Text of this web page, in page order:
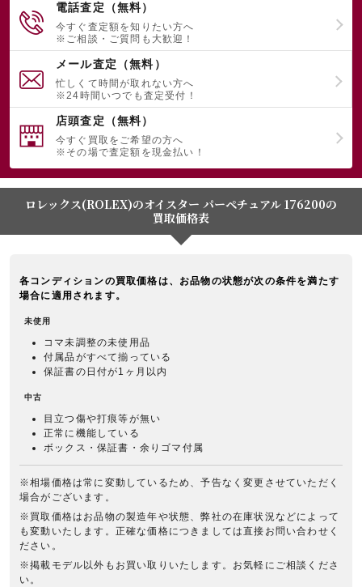
電話査定（無料）
今すぐ査定額を知りたい方へ
※ご相談・ご質問も大歓迎！
メール査定（無料）
忙しくて時間が取れない方へ
※24時間いつでも査定受付！
店頭査定（無料）
今すぐ買取をご希望の方へ
※その場で査定額を現金払い！
ロレックス(ROLEX)のオイスター パーペチュアル 176200の
買取価格表
各コンディションの買取価格は、お品物の状態が次の条件を満たす
場合に適用されます。
未使用
コマ未調整の未使用品
付属品がすべて揃っている
保証書の日付が1ヶ月以内
中古
目立つ傷や打痕等が無い
正常に機能している
ボックス・保証書・余りゴマ付属
※相場価格は常に変動しているため、予告なく変更させていただく
場合がございます。
※買取価格はお品物の製造年や状態、弊社の在庫状況などによって
も変動いたします。正確な価格につきましては直接お問い合わせく
ださい。
※掲載モデル以外もお買い取りいたします。お気軽にご相談くださ
い。